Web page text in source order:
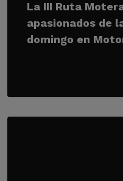
La III Ruta
apasionados de
domingo en